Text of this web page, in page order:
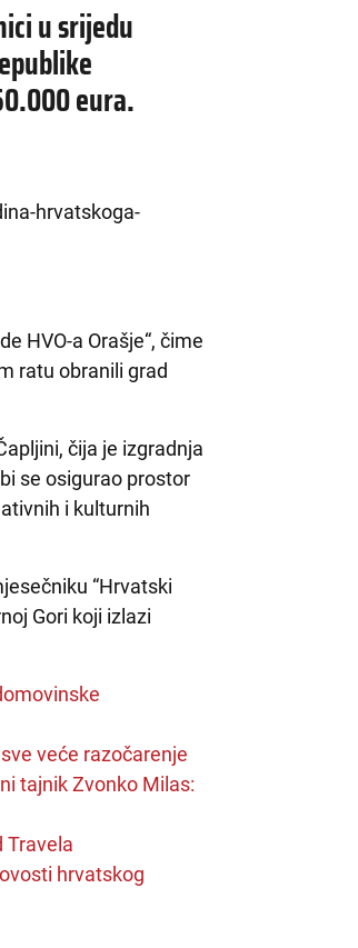
u srijedu
eura.
hrvatskoga-
HVO-a Orašje“, čime
ratu obranili grad
čija je izgradnja
se osigurao prostor
i kulturnih
“Hrvatski
Gori koji izlazi
veće razočarenje
tajnik Zvonko Milas:
Travela
hrvatskog